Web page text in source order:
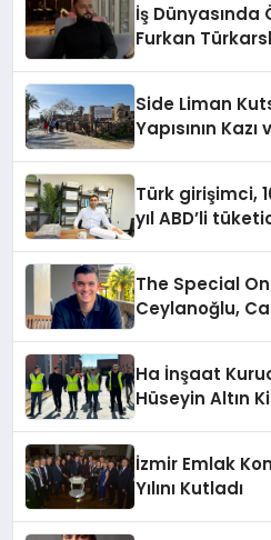
İş Dünyasında
Furkan
Side Liman
Yapısının
Türk girişimci,
yıl ABD’li
The Special
Ceylanoğlu,
Ha İnşaat
Hüseyin Altın
İzmir Emlak
Yılını Kutladı